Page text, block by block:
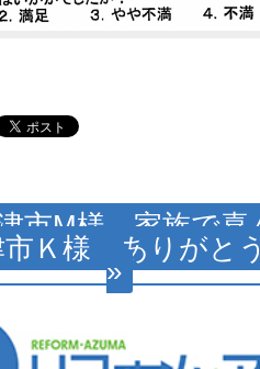
市M様 家族で喜
市Ｋ様 ありがと
»